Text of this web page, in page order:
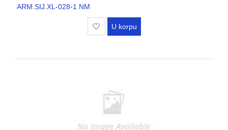
ARM.SIJ.XL-028-1 NM
U korpu